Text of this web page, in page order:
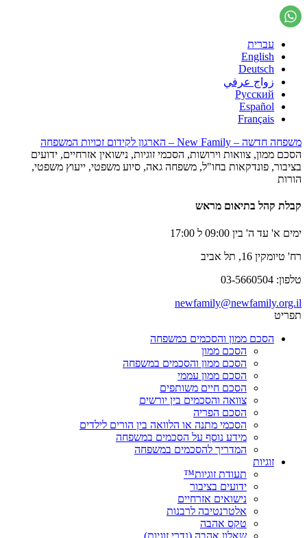
עברית
English
Deutsch
زواج عرفي
Русский
Español
Français
משפחה חדשה – New Family – הארגון לקידום זכויות המשפחה
הסכם ממון, צוואות וירושות, הסכמי זוגיות, נישואין אזרחיים, ידועים
בציבור, פונדקאות בחו"ל, משפחה גאה, סיוע משפטי, ייעוץ משפטי,
הורות
קבלת קהל בתיאום מראש
ימים א' עד ה' בין 09:00 ל 17:00
רח' טיומקין 16, תל אביב
טלפון: 03-5660504
newfamily@newfamily.org.il
תפריט
הסכם ממון והסכמים במשפחה
הסכם ממון
הסכם ממון והסכמים במשפחה
הסכם ממון עממי
הסכם חיים משותפים
צוואה והסכמים בין יורשים
הסכם הפריה
הסכמי מתנה או הלוואה בין הורים לילדים
מידע נוסף על הסכמים במשפחה
המדריך להסכמים במשפחה
זוגיות
תעודת זוגיות™
ידועים בציבור
נישואים אזרחיים
אלטרנטיבה לרבנות
טקס אהבה
שאלון אהבה (נדרי זוגיות)